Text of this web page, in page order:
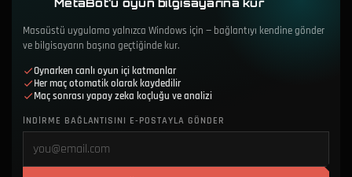
Masaüstü uygulama yalnızca Windows için — bağlantıyı kendine gönder
ve bilgisayarın başına geçtiğinde kur.
Oynarken canlı oyun içi katmanlar
Her maç otomatik olarak kaydedilir
Maç sonrası yapay zeka koçluğu ve analizi
İNDIRME BAĞLANTISINI E-POSTAYLA GÖNDER